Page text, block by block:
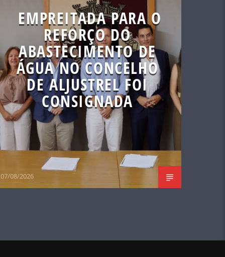
EMPREITADA PARA O
REFORÇO DO
ABASTECIMENTO DE
ÁGUA NO CONCELHO
DE ALJUSTREL FOI
CONSIGNADA
07/08/2026